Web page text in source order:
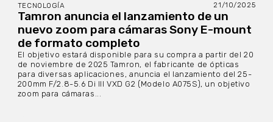
TECNOLOGÍA 21/10/2025
Tamron anuncia el lanzamiento de un
nuevo zoom para cámaras Sony E-mount
de formato completo
El objetivo estará disponible para su compra a partir del 20
de noviembre de 2025 Tamron, el fabricante de ópticas
para diversas aplicaciones, anuncia el lanzamiento del 25-
200mm F/2.8-5.6 Di III VXD G2 (Modelo A075S), un objetivo
zoom para cámaras...